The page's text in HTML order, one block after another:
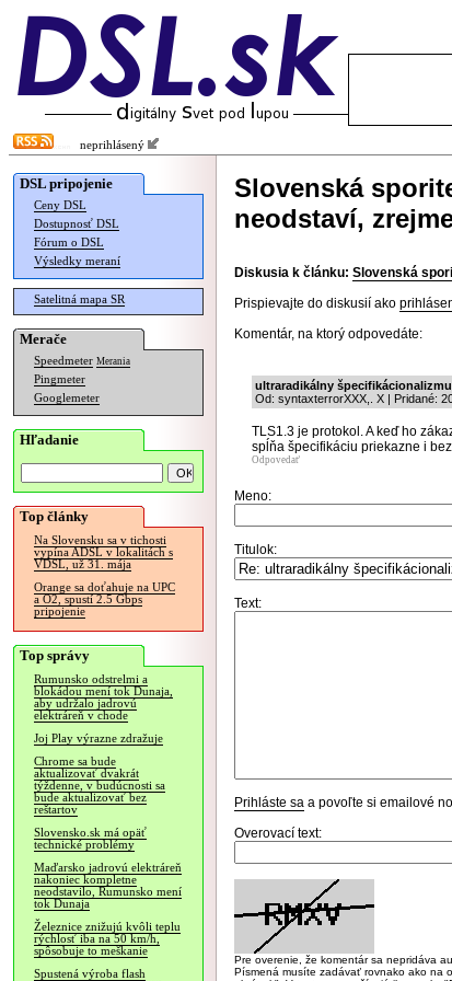
neprihlásený
DSL pripojenie
Ceny DSL
Dostupnosť DSL
Fórum o DSL
Výsledky meraní
Satelitná mapa SR
Merače
Speedmeter Merania
Pingmeter
Googlemeter
Hľadanie
Top články
Na Slovensku sa v tichosti
vypína ADSL v lokalitách s
VDSL, už 31. mája
Orange sa doťahuje na UPC
a O2, spustí 2.5 Gbps
pripojenie
Top správy
Rumunsko odstrelmi a
blokádou mení tok Dunaja,
aby udržalo jadrovú
elektráreň v chode
Joj Play výrazne zdražuje
Chrome sa bude
aktualizovať dvakrát
týždenne, v budúcnosti sa
bude aktualizovať bez
reštartov
Slovensko.sk má opäť
technické problémy
Maďarsko jadrovú elektráreň
nakoniec kompletne
neodstavilo, Rumunsko mení
tok Dunaja
Železnice znižujú kvôli teplu
rýchlosť iba na 50 km/h,
spôsobuje to meškanie
Spustená výroba flash
Slovenská
neodstaví,
Diskusia k článku: Slovenská
Prispievajte do diskusií ako
Komentár, na ktorý odpovedáte:
ultraradikálny
Od: syntaxterrorXXX,. X | Pridané:
TLS1.3 je protokol. A keď ho
spĺňa špecifikáciu priekazne i
Odpovedať
Meno:
Titulok:
Text:
Prihláste sa a povoľte si emailové
Overovací text:
Pre overenie, že komentár sa nepridáva
Písmená musíte zadávať rovnako ako na